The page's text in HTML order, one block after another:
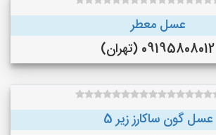
عسل معطر
09195808012 (تهران)
عسل گون ساکارز زیر 5